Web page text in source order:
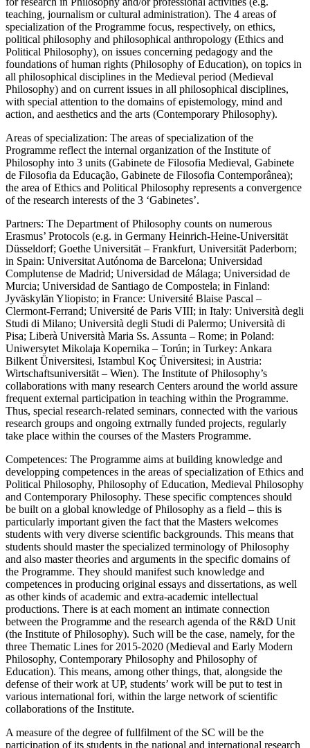
teaching, journalism or cultural administration). The 4 areas of
specialization of the Programme focus, respectively, on ethics,
political philosophy and philosophical anthropology (Ethics and
Political Philosophy), on issues concerning pedagogy and the
foundations of human rights (Philosophy of Education), on topics in
all philosophical disciplines in the Medieval period (Medieval
Philosophy) and on current issues in all philosophical disciplines,
with special attention to the domains of epistemology, mind and
action, and aesthetics and the arts (Contemporary Philosophy).
Areas of specialization: The areas of specialization of the
Programme reflect the internal organization of the Institute of
Philosophy into 3 units (Gabinete de Filosofia Medieval, Gabinete
de Filosofia da Educação, Gabinete de Filosofia Contemporânea);
the area of Ethics and Political Philosophy represents a convergence
of the research interests of the 3 ‘Gabinetes’.
Partners: The Department of Philosophy counts on numerous
Erasmus’ Protocols (e.g. in Germany Heinrich-Heine-Universität
Düsseldorf; Goethe Universität – Frankfurt, Universität Paderborn;
in Spain: Universitat Autónoma de Barcelona; Universidad
Complutense de Madrid; Universidad de Málaga; Universidad de
Murcia; Universidad de Santiago de Compostela; in Finland:
Jyväskylän Yliopisto; in France: Université Blaise Pascal –
Clermont-Ferrand; Université de Paris VIII; in Italy: Università degli
Studi di Milano; Università degli Studi di Palermo; Università di
Pisa; Liberà Università Maria Ss. Assunta – Rome; in Poland:
Uniwersytet Mikolaja Kopernika – Torún; in Turkey: Ankara
Bilkent Üniversitesi, Istambul Koç Üniversitesi; in Austria:
Wirtschaftsuniversität – Wien). The Institute of Philosophy’s
collaborations with many research Centers around the world assure
frequent external participation in teaching within the Programme.
Thus, special research-related seminars, connected with the various
research groups and ongoing extrnally funded projects, regularly
take place within the courses of the Masters Programme.
Competences: The Programme aims at building knowledge and
developping competences in the areas of specialization of Ethics and
Political Philosophy, Philosophy of Education, Medieval Philosophy
and Contemporary Philosophy. These specific comptences should
be built on a global knowledge of Philosophy as a field – this is
particularly important given the fact that the Masters welcomes
students with very diverse scientific backgrounds. This means that
students should master the specialized terminology of Philosophy
and also master theories and arguments in the specific domains of
the Programme. They should manifest such knowledge and
competences in producing original essays and dissertations, as well
as other kinds of academic and extra-academic intellectual
productions. There is at each moment an intimate connection
between the Programme and the research agenda of the R&D Unit
(the Institute of Philosophy). Such will be the case, namely, for the
three Thematic Lines for 2015-2020 (Medieval and Early Modern
Philosophy, Contemporary Philosophy and Philosophy of
Education). This means, among other things, that, alongside the
defense of their work at UP, students’ work will be put to test in
various international fori, within the large network of scientific
collaborations of the Institute.
A measure of the degree of fullfilment of the SC will be the
participation of its students in the national and international research